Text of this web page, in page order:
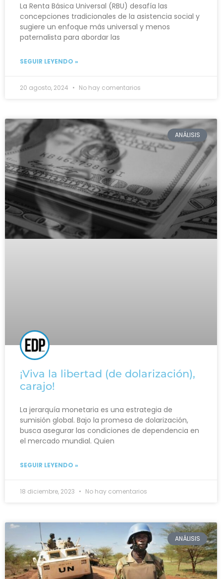
La Renta Básica Universal (RBU) desafía las
concepciones tradicionales de la asistencia social y
sugiere un enfoque más universal y menos
paternalista para abordar las
SEGUIR LEYENDO »
20 agosto, 2024 No hay comentarios
ANÁLISIS
¡Viva la libertad (de dolarización),
carajo!
La jerarquía monetaria es una estrategia de
sumisión global. Bajo la promesa de dolarización,
busca asegurar las condiciones de dependencia en
el mercado mundial. Quien
SEGUIR LEYENDO »
18 diciembre, 2023 No hay comentarios
ANÁLISIS